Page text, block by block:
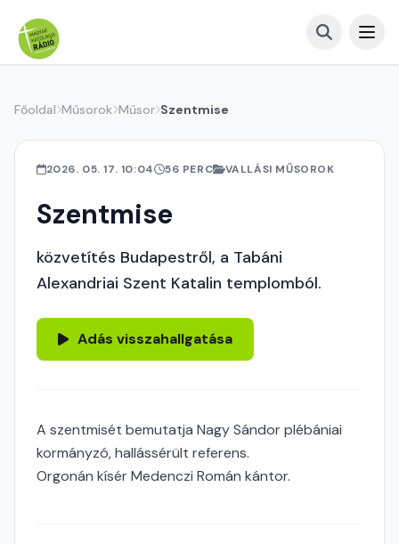
Főoldal Műsorok Műsor Szentmise
2026. 05. 17. 10:04 56 PERC VALLÁSI MŰSOROK
Szentmise
közvetítés Budapestről, a Tabáni
Alexandriai Szent Katalin templomból.
Adás visszahallgatása
A szentmisét bemutatja Nagy Sándor plébániai
kormányzó, hallássérült referens.
Orgonán kísér Medenczi Román kántor.